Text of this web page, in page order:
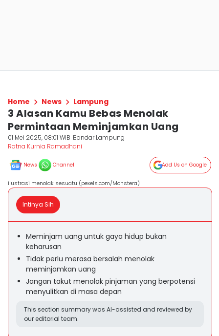
Home News Lampung
3 Alasan Kamu Bebas Menolak
Permintaan Meminjamkan Uang
01 Mei 2025, 08:01 WIB Bandar Lampung
Ratna Kurnia Ramadhani
News Channel Add Us on Google
ilustrasi menolak sesuatu (pexels.com/Monstera)
Intinya Sih
Meminjam uang untuk gaya hidup bukan
keharusan
Tidak perlu merasa bersalah menolak
meminjamkan uang
Jangan takut menolak pinjaman yang berpotensi
menyulitkan di masa depan
This section summary was AI-assisted and reviewed by
our editorial team.